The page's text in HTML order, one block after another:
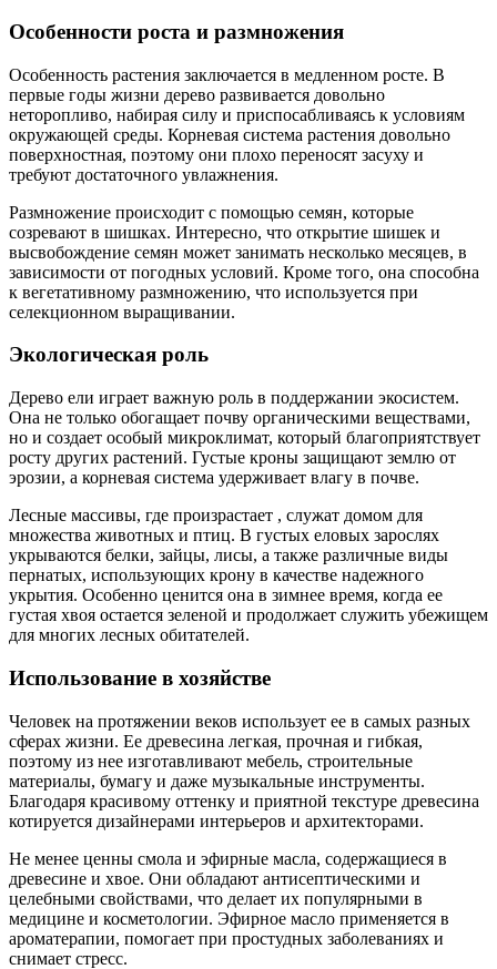
Особенности роста и размножения
Особенность растения заключается в медленном росте. В
первые годы жизни дерево развивается довольно
неторопливо, набирая силу и приспосабливаясь к условиям
окружающей среды. Корневая система растения довольно
поверхностная, поэтому они плохо переносят засуху и
требуют достаточного увлажнения.
Размножение происходит с помощью семян, которые
созревают в шишках. Интересно, что открытие шишек и
высвобождение семян может занимать несколько месяцев, в
зависимости от погодных условий. Кроме того, она способна
к вегетативному размножению, что используется при
селекционном выращивании.
Экологическая роль
Дерево ели играет важную роль в поддержании экосистем.
Она не только обогащает почву органическими веществами,
но и создает особый микроклимат, который благоприятствует
росту других растений. Густые кроны защищают землю от
эрозии, а корневая система удерживает влагу в почве.
Лесные массивы, где произрастает , служат домом для
множества животных и птиц. В густых еловых зарослях
укрываются белки, зайцы, лисы, а также различные виды
пернатых, использующих крону в качестве надежного
укрытия. Особенно ценится она в зимнее время, когда ее
густая хвоя остается зеленой и продолжает служить убежищем
для многих лесных обитателей.
Использование в хозяйстве
Человек на протяжении веков использует ее в самых разных
сферах жизни. Ее древесина легкая, прочная и гибкая,
поэтому из нее изготавливают мебель, строительные
материалы, бумагу и даже музыкальные инструменты.
Благодаря красивому оттенку и приятной текстуре древесина
котируется дизайнерами интерьеров и архитекторами.
Не менее ценны смола и эфирные масла, содержащиеся в
древесине и хвое. Они обладают антисептическими и
целебными свойствами, что делает их популярными в
медицине и косметологии. Эфирное масло применяется в
ароматерапии, помогает при простудных заболеваниях и
снимает стресс.